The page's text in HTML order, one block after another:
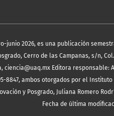
junio 2026, es una publicación
Cerro de las Campanas, s/n, Col.
Editora responsable:
8847, ambos otorgados por el
y Posgrado, Juliana Romero
Fecha de última